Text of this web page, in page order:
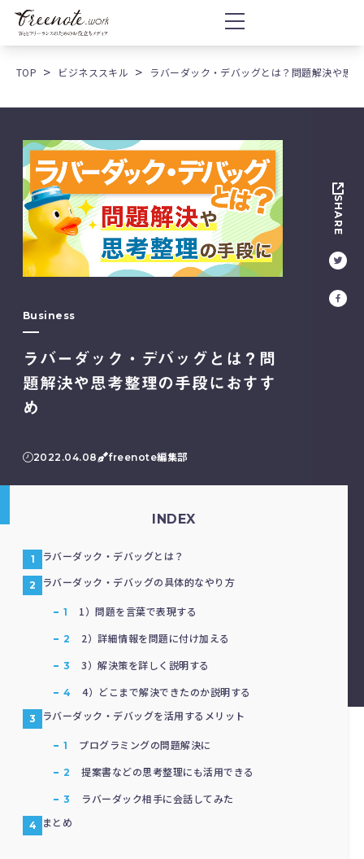
TOP ビジネススキル ラバーダック・デバッグとは？問題解決や思
SHARE
Business
ラバーダック・デバッグとは？問
題解決や思考整理の手段におすす
め
2022.04.08 freenote編集部
INDEX
ラバーダック・デバッグとは？
ラバーダック・デバッグの具体的なやり方
1）問題を言葉で表現する
2）詳細情報を問題に付け加える
3）解決策を詳しく説明する
4）どこまで解決できたのか説明する
ラバーダック・デバッグを活用するメリット
プログラミングの問題解決に
提案書などの思考整理にも活用できる
ラバーダック相手に会話してみた
まとめ